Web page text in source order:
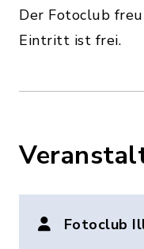
Der Fotoclub
Eintritt ist frei.
Fotoclub